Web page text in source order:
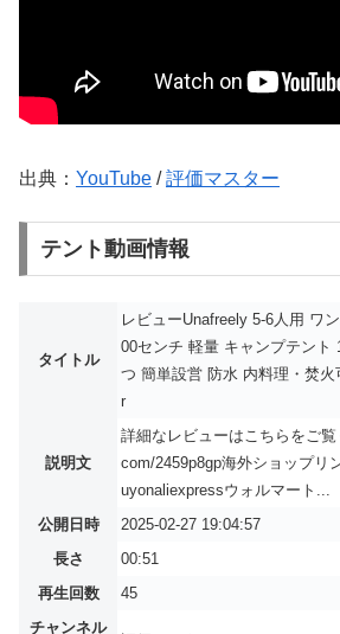
出典： YouTube /評価マスター
テント動画情報
タイトル
レビューUnafreely 5-6人用 ワ
00センチ 軽量 キャンプテント
つ 簡単設営 防水 内料理・焚
r
説明文
詳細なレビューはこちらをご
com/2459p8gp海外ショップリ
uyonaliexpressウォルマート...
公開日時
2025-02-27 19:04:57
長さ
00:51
再生回数
45
チャンネル